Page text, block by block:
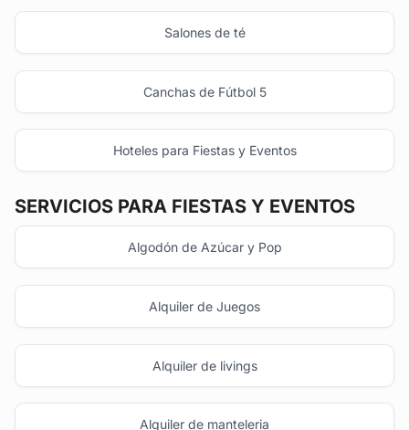
Salones de té
Canchas de Fútbol 5
Hoteles para Fiestas y Eventos
SERVICIOS PARA FIESTAS Y EVENTOS
Algodón de Azúcar y Pop
Alquiler de Juegos
Alquiler de livings
Alquiler de manteleria